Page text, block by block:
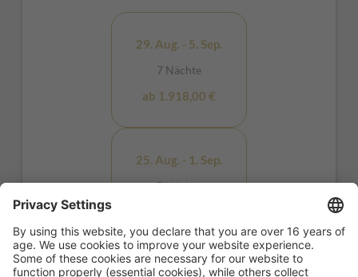
29. Aug. - 5. Sep.
7 Nächte
ab 1.918,00 €
25. Aug. - 1. Sep.
7 Nächte